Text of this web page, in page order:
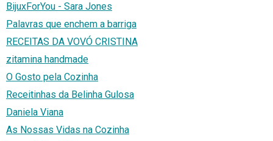
BijuxForYou - Sara Jones
Palavras que enchem a barriga
RECEITAS DA VOVÓ CRISTINA
zitamina handmade
O Gosto pela Cozinha
Receitinhas da Belinha Gulosa
Daniela Viana
As Nossas Vidas na Cozinha